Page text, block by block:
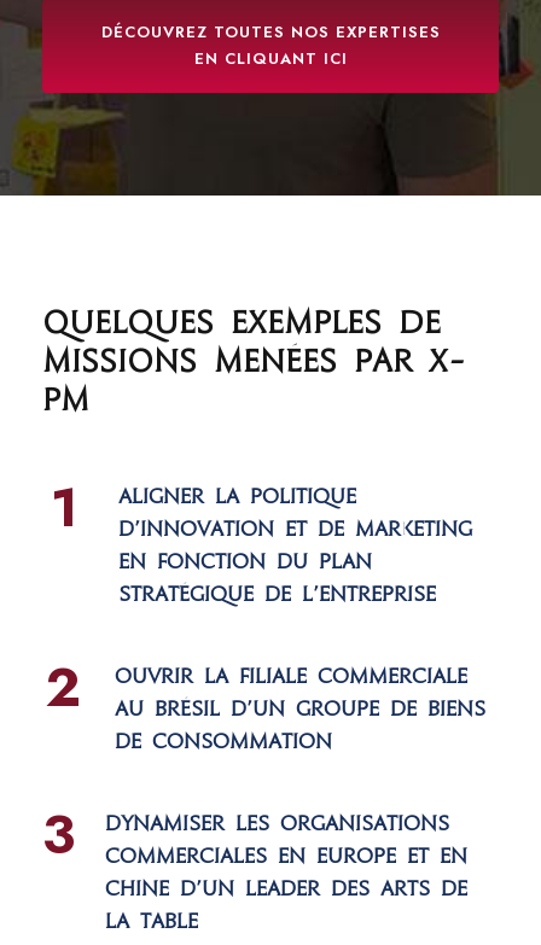
DÉCOUVREZ TOUTES NOS EXPERTISES
EN CLIQUANT ICI
Quelques exemples de
missions menées par X-
PM
1
Aligner la politique
d’innovation et de marketing
en fonction du plan
stratégique de l’entreprise
2
Ouvrir la filiale commerciale
au Brésil d’un groupe de biens
de consommation
3
Dynamiser les organisations
commerciales en Europe et en
Chine d’un leader des arts de
la table